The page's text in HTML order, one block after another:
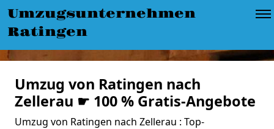
Umzugsunternehmen
Ratingen
Umzug von Ratingen nach
Zellerau ☛ 100 % Gratis-Angebote
Umzug von Ratingen nach Zellerau : Top-